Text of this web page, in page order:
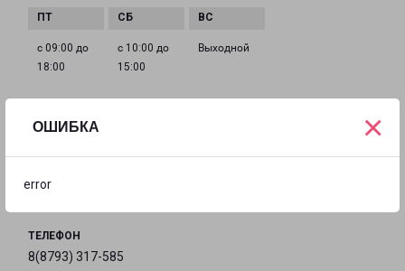
ОШИБКА
error
×
с 09:00 до
18:00
с 10:00 до
15:00
Выходной
ПЯТИГОРСК АДМИРАЛЬСКОГО 49
город Пятигорск, улица Адмиральского, 49
ТЕЛЕФОН
8(8793) 317-585